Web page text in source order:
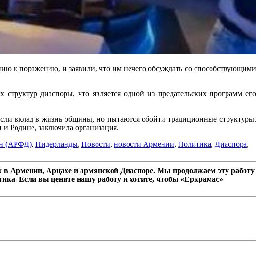
к поражению, и заявили, что им нечего обсуждать со способствующими
диаспоры, что является одной из предательских программ его
вклад в жизнь общины, но пытаются обойти традиционные структуры.
Родине, заключила организация.
(АРФД), Нидерланды, Новости, новости Армении, Политика, Диаспора,
Армении, Арцахе и армянской Диаспоре. Мы продолжаем эту работу
Если вы цените нашу работу и хотите, чтобы «Еркрамас»